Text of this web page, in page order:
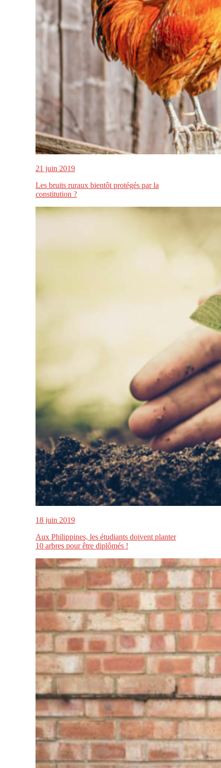
21 juin 2019
Les bruits ruraux bientôt protégés par la
constitution ?
18 juin 2019
Aux Philippines, les étudiants doivent planter
10 arbres pour être diplômés !